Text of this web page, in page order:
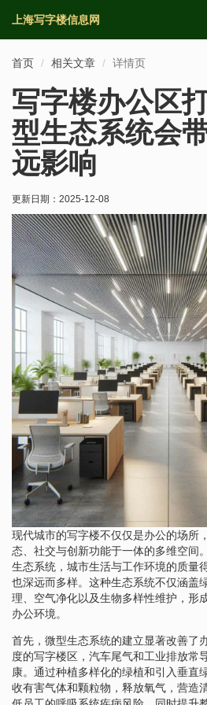
上海写字楼信息网
首页 相关文章 详情页
写字楼办公区
型生态系统会
远影响
更新日期： 2025-12-08
现代城市的写字楼不仅仅是办公的场所
态、社交与创新功能于一体的多维空间
生态系统，城市生活与工作环境的质量
也深远而多样。这种生态系统不仅涵盖
理、空气净化以及生物多样性维护，形
办公环境。
首先，微型生态系统的建立显著改善了
度的写字楼区，汽车尾气和工业排放常
康。通过种植多样化的绿植和引入垂直
收有害气体和颗粒物，释放氧气，营造